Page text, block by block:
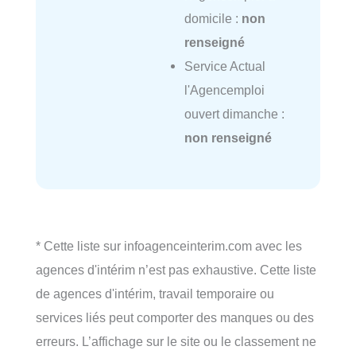
domicile : non
renseigné
Service Actual
l'Agencemploi
ouvert dimanche :
non renseigné
* Cette liste sur infoagenceinterim.com avec les
agences d'intérim n’est pas exhaustive. Cette liste
de agences d'intérim, travail temporaire ou
services liés peut comporter des manques ou des
erreurs. L’affichage sur le site ou le classement ne